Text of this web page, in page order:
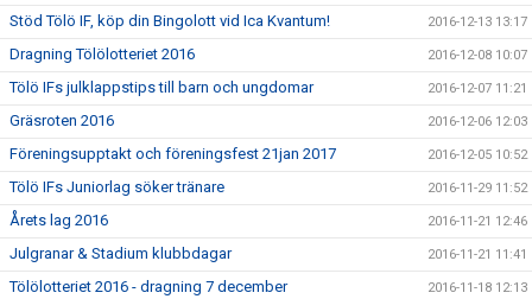
Stöd Tölö IF, köp din Bingolott vid Ica Kvantum! 2016-12-13 13:17
Dragning Tölölotteriet 2016 2016-12-08 10:07
Tölö IFs julklappstips till barn och ungdomar 2016-12-07 11:21
Gräsroten 2016 2016-12-06 12:03
Föreningsupptakt och föreningsfest 21jan 2017 2016-12-05 10:52
Tölö IFs Juniorlag söker tränare 2016-11-29 11:52
Årets lag 2016 2016-11-21 12:46
Julgranar & Stadium klubbdagar 2016-11-21 11:41
Tölölotteriet 2016 - dragning 7 december 2016-11-18 12:13